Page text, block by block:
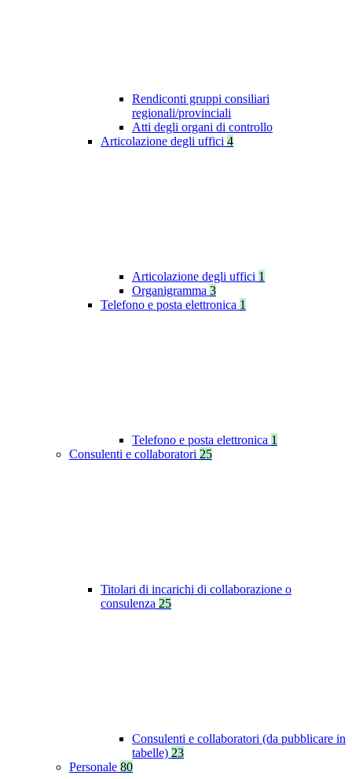
Rendiconti gruppi consiliari
regionali/provinciali
Atti degli organi di controllo
Articolazione degli uffici 4
Articolazione degli uffici 1
Organigramma 3
Telefono e posta elettronica 1
Telefono e posta elettronica 1
Consulenti e collaboratori 25
Titolari di incarichi di collaborazione o
consulenza 25
Consulenti e collaboratori (da pubblicare in
tabelle) 23
Personale 80